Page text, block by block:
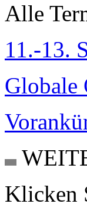
Alle
11.-13.
Globale
Klicken